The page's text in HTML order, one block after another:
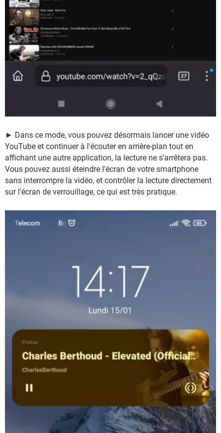
► Dans ce mode, vous pouvez désormais lancer une vidéo
YouTube et continuer à l'écouter en arrière-plan tout en
affichant une autre application, la lecture ne s'arrêtera pas.
Vous pouvez aussi éteindre l'écran de votre smartphone
sans interrompre la vidéo, et contrôler la lecture directement
sur l'écran de verrouillage, ce qui est très pratique.